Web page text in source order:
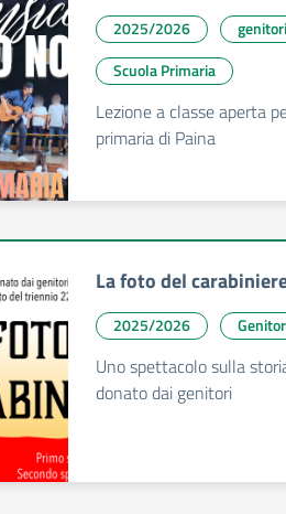
2025/2026
Scuola Primaria
Lezione a classe aperta
primaria di Paina
La foto del
2025/2026
Uno spettacolo sulla
donato dai genitori